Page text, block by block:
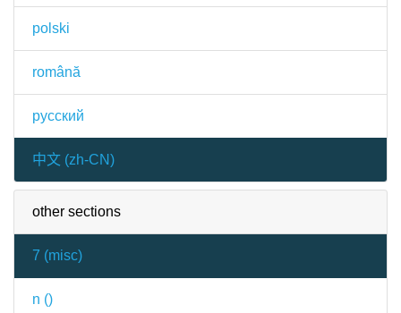
polski
română
русский
中文 (zh-CN)
other sections
7 (misc)
n ()